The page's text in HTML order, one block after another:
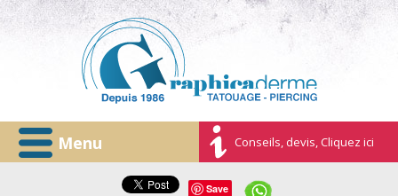
Menu Conseils, devis, Cliquez ici
Save